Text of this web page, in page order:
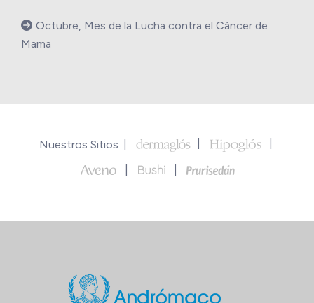
Octubre, Mes de la Lucha contra el Cáncer de
Mama
Nuestros Sitios